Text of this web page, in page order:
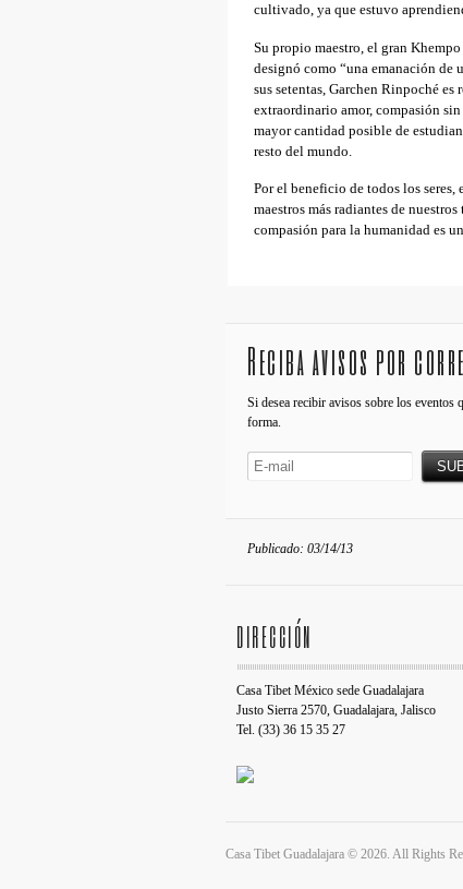
cultivado, ya que estuvo
Su propio maestro, el gran
designó como “una emanación de
sus setentas, Garchen Rinpoché
extraordinario amor, compasión
mayor cantidad posible de
resto del mundo.
Por el beneficio de todos los
maestros más radiantes de
compasión para la humanidad es
Reciba avisos por
Si desea recibir avisos sobre los eventos
forma.
Publicado: 03/14/13
DIRECCIÓN
Casa Tibet México sede Guadalajara
Justo Sierra 2570, Guadalajara, Jalisco
Tel. (33) 36 15 35 27
Casa Tibet Guadalajara © 2026. All Rights